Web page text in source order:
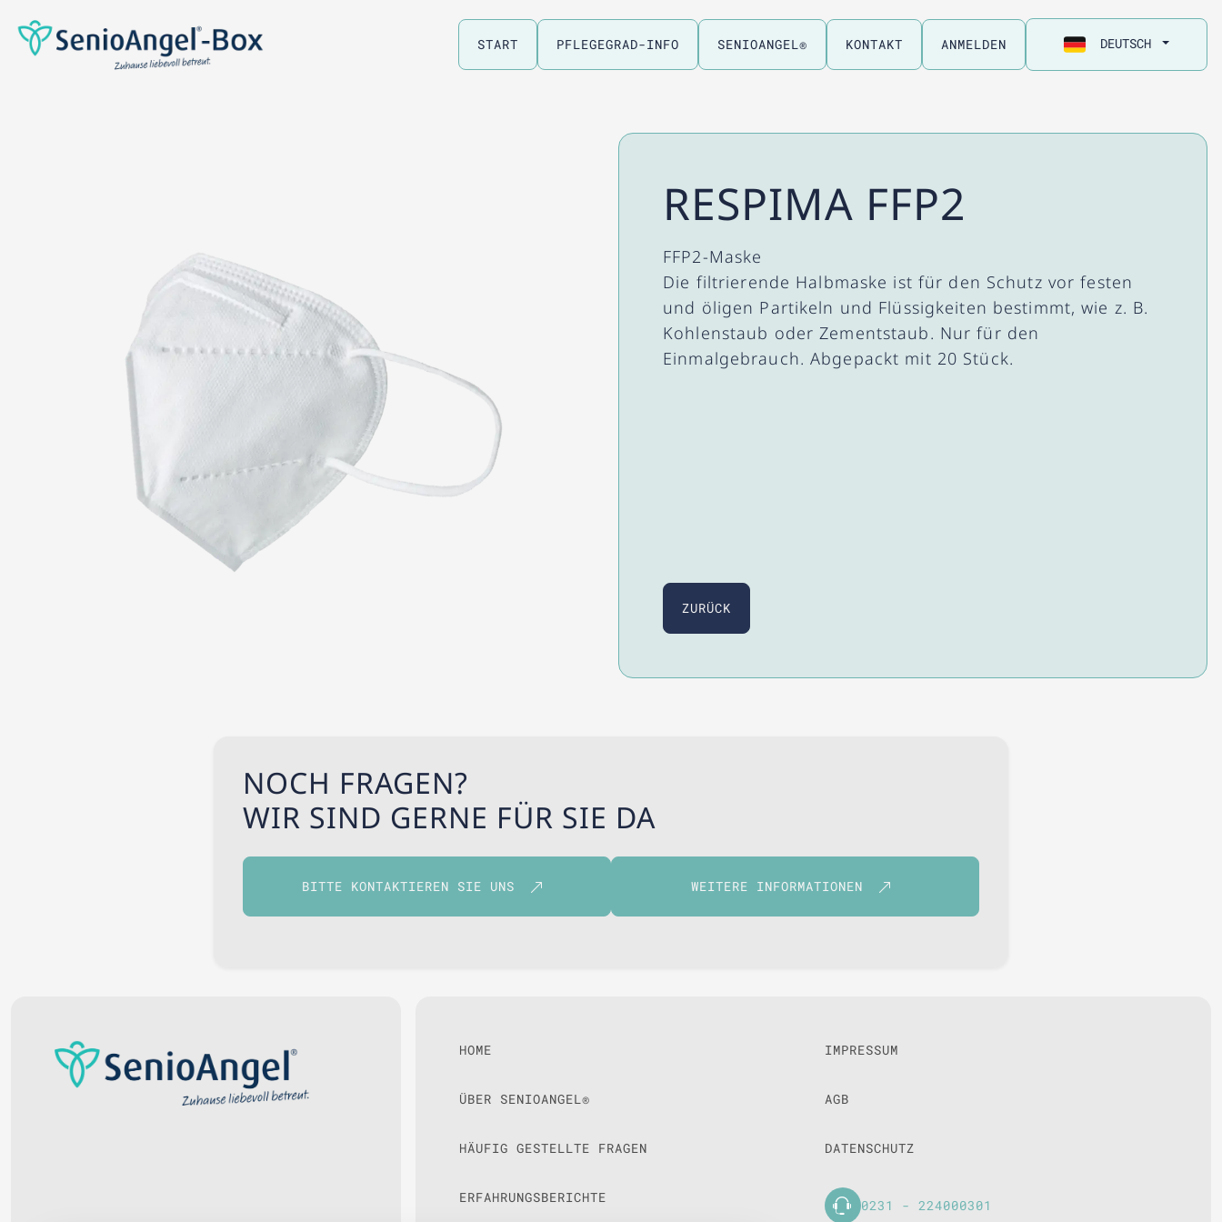
START PFLEGEGRAD-INFO SENIOANGEL® KONTAKT ANMELDEN DEUTSCH
RESPIMA FFP2
FFP2-Maske
Die filtrierende Halbmaske ist für den Schutz vor festen
und öligen Partikeln und Flüssigkeiten bestimmt, wie z. B.
Kohlenstaub oder Zementstaub. Nur für den
Einmalgebrauch. Abgepackt mit 20 Stück.
ZURÜCK
NOCH FRAGEN?
WIR SIND GERNE FÜR SIE DA
BITTE KONTAKTIEREN SIE UNS WEITERE INFORMATIONEN
HOME
ÜBER SENIOANGEL®
HÄUFIG GESTELLTE FRAGEN
ERFAHRUNGSBERICHTE
IMPRESSUM
AGB
DATENSCHUTZ
0231 - 224000301